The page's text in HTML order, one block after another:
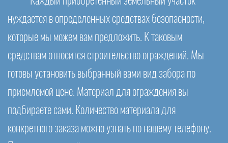
нуждается в определенных средствах безопасности,
которые мы можем вам предложить. К таковым
средствам относится строительство ограждений. Мы
готовы установить выбранный вами вид забора по
приемлемой цене. Материал для ограждения вы
подбираете сами. Количество материала для
конкретного заказа можно узнать по нашему телефону.